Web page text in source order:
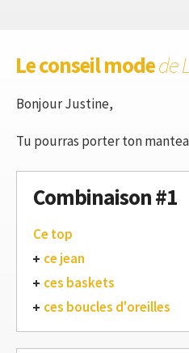
Le conseil modede
Bonjour Justine,
Tu pourras porter ton
Combinaison #1
Ce top
ce jean
ces baskets
ces boucles d'oreilles